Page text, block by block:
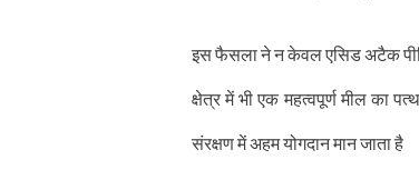
इस फैसला ने न केवल एसिड अटैक
क्षेत्र में भी एक महत्वपूर्ण मील का
संरक्षण में अहम योगदान मान जाता है